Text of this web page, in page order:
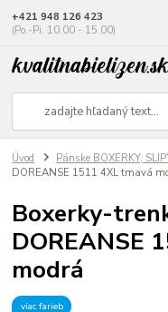
+421 948 126 423
(Po.-Pi. 10.00 - 15.00)
Úvod Pánske BOXERKY,
DOREANSE 1511 4XL tmavá
Boxerky-
DOREANSE
modrá
viac farieb